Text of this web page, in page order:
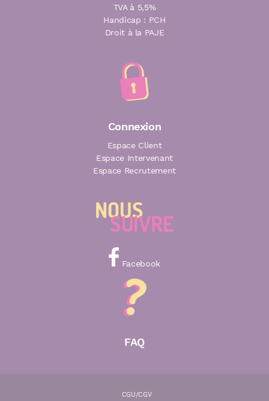
TVA à 5,5%
Handicap : PCH
Droit à la PAJE
Connexion
Espace Client
Espace Intervenant
Espace Recrutement
Facebook
FAQ
CGU/CGV